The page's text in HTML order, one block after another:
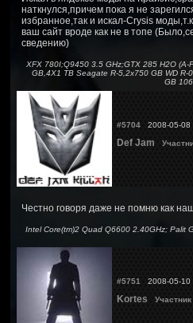
наткнулся,причем пока я не
избранное,так и искал-Crysis
ваш сайт вроде как не в топе
сведению)
XFX 780I;Q9450 3.5 GHz;GTX 285 H2O (A-
GB,4X1 TB Seagate R-5,2x750 GB WD R-
GB
#5704 2008-05-08
Def Jam
Честно говоря даже не помню как
Intel Core(tm)2 Quad Q6600 2.40GHz; Palit
#5751 2008-05-10
Kortes Участник